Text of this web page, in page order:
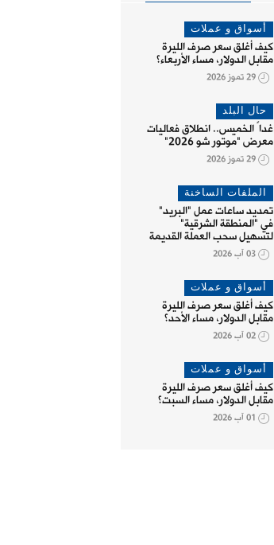
أسواق و عملات
كيف أغلق سعر صرف الليرة
مقابل الدولار، مساء الأربعاء؟
29 تموز 2026
حال البلد
غداً الخميس.. انطلاق فعاليات
معرض "موتور شو 2026"
29 تموز 2026
الملفات الساخنة
تمديد ساعات عمل "البريد"
في "المنطقة الشرقية"
لتسهيل سحب العملة القديمة
03 آب 2026
أسواق و عملات
كيف أغلق سعر صرف الليرة
مقابل الدولار، مساء الأحد؟
02 آب 2026
أسواق و عملات
كيف أغلق سعر صرف الليرة
مقابل الدولار، مساء السبت؟
01 آب 2026